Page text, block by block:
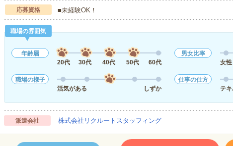
応募資格 ■未経験OK！
職場の雰囲気
年齢層
20代
30代 40代 50代 60代
男女比率
女性
職場の様子
活気がある
しずか
仕事の仕方
テ
派遣会社 株式会社リクルートスタッフィング